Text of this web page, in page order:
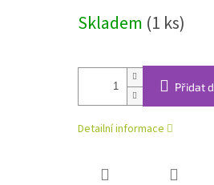
cena:
Skladem (1 ks)
Přidat
Detailní informace